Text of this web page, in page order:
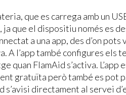
que es carrega amb un
ja que el dispositiu només es
a una app, des d’on
A l’app també configures els
quan FlamAid s’activa. L’app
gratuïta però també es pot
s’avisi directament al servei